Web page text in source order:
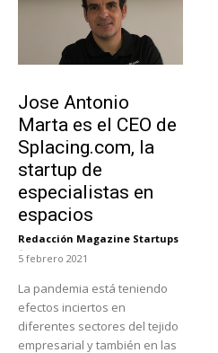
Jose Antonio
Marta es el CEO de
Splacing.com, la
startup de
especialistas en
espacios
Redacción Magazine Startups
-
5 febrero 2021
La pandemia está teniendo
efectos inciertos en
diferentes sectores del tejido
empresarial y también en las